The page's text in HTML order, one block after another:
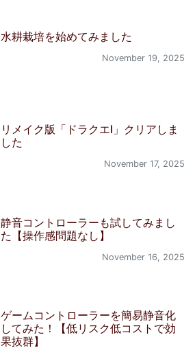
水耕栽培を始めてみました
November 19, 2025
リメイク版「ドラクエI」クリアしま
した
November 17, 2025
静音コントローラーも試してみまし
た【操作感問題なし】
November 16, 2025
ゲームコントローラーを簡易静音化
してみた！【低リスク低コストで効
果抜群】